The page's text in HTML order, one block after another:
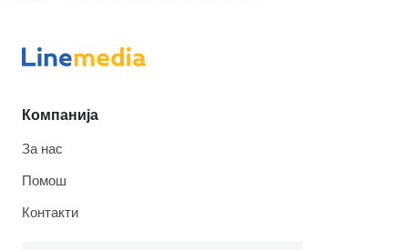
Компанија
За нас
Помош
Контакти